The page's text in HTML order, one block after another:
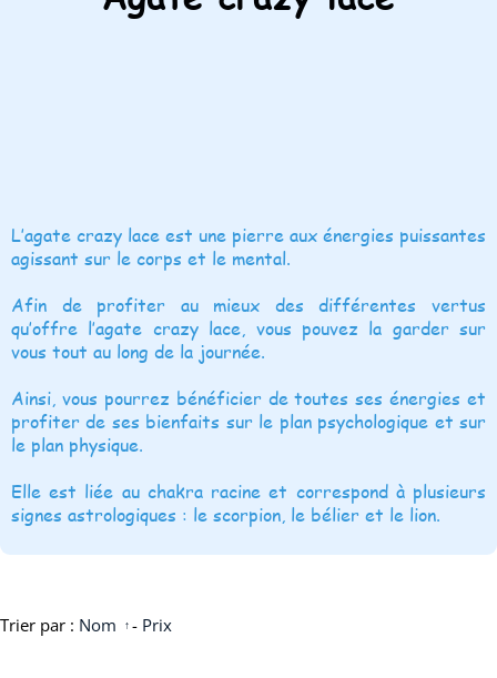
L’agate crazy lace est une pierre aux énergies puissantes
agissant sur le corps et le mental.
Afin de profiter au mieux des différentes vertus
qu’offre l’agate crazy lace, vous pouvez la garder sur
vous tout au long de la journée.
Ainsi, vous pourrez bénéficier de toutes ses énergies et
profiter de ses bienfaits sur le plan psychologique et sur
le plan physique.
Elle est liée au chakra racine et correspond à plusieurs
signes astrologiques : le scorpion, le bélier et le lion.
Trier par : Nom - Prix